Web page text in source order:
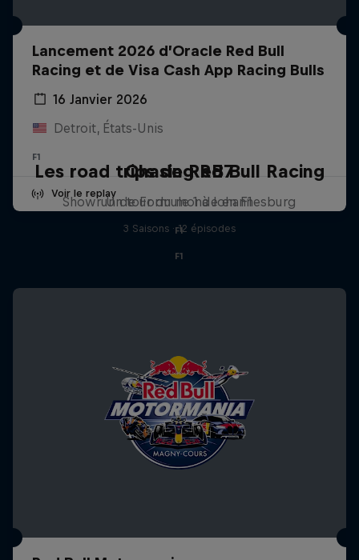
Lancement 2026 d’Oracle Red Bull
Racing et de Visa Cash App Racing Bulls
16 Janvier 2026
Detroit, États-Unis
F1
Voir le replay
Chasing RB7
Showrun de Formule 1 à Johannesburg
F1
Les road trips de Red Bull Racing
Un tour du monde en F1
3 Saisons · 12 épisodes
F1